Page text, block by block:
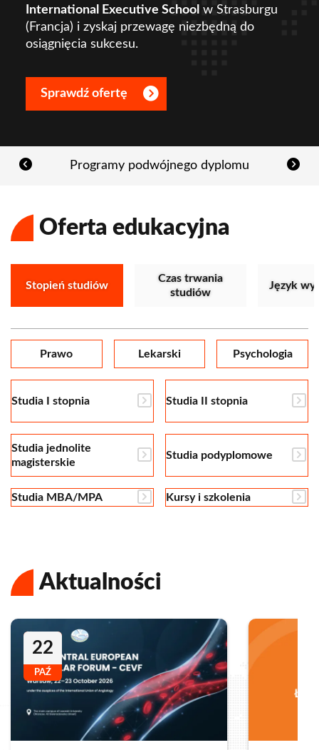
International Executive School w Strasburgu
(Francja) i zyskaj przewagę niezbędną do
osiągnięcia sukcesu.
Sprawdź ofertę
Programy podwójnego dyplomu
Oferta edukacyjna
Stopień studiów
Czas trwania
studiów
Język
Prawo Lekarski Psychologia
Studia I stopnia Studia II stopnia
Studia jednolite
magisterskie
Studia podyplomowe
Studia MBA/MPA Kursy i szkolenia
Aktualności
22
PAŹ